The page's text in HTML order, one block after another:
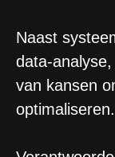
Naast
data-
van kansen
optimaliseren.